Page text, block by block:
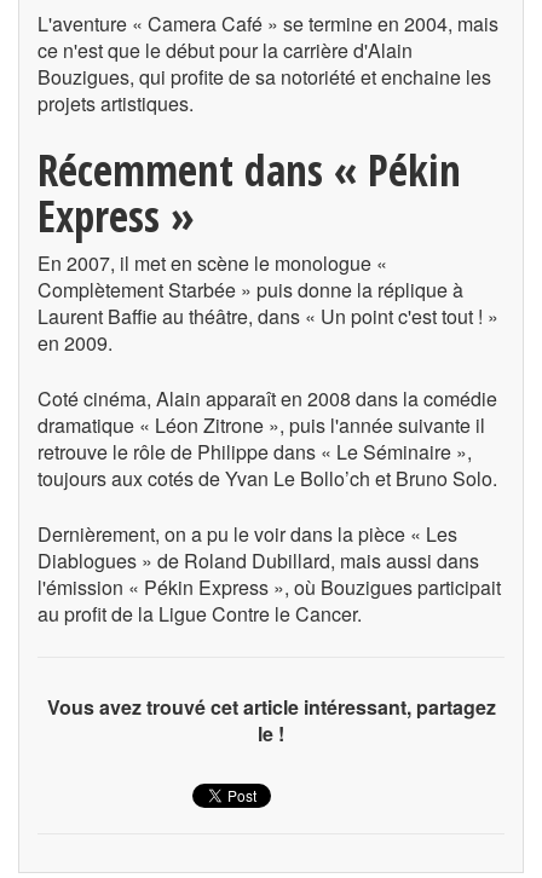
L'aventure « Camera Café » se termine en 2004, mais
ce n'est que le début pour la carrière d'Alain
Bouzigues, qui profite de sa notoriété et enchaine les
projets artistiques.
Récemment dans « Pékin
Express »
En 2007, il met en scène le monologue «
Complètement Starbée » puis donne la réplique à
Laurent Baffie au théâtre, dans « Un point c'est tout ! »
en 2009.
Coté cinéma, Alain apparaît en 2008 dans la comédie
dramatique « Léon Zitrone », puis l'année suivante il
retrouve le rôle de Philippe dans « Le Séminaire »,
toujours aux cotés de Yvan Le Bollo’ch et Bruno Solo.
Dernièrement, on a pu le voir dans la pièce « Les
Diablogues » de Roland Dubillard, mais aussi dans
l'émission « Pékin Express », où Bouzigues participait
au profit de la Ligue Contre le Cancer.
Vous avez trouvé cet article intéressant, partagez
le !